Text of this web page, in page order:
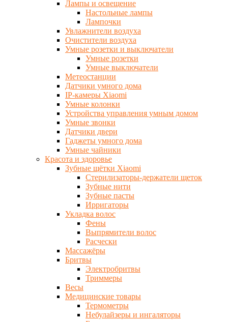
Лампы и освещение
Настольные лампы
Лампочки
Увлажнители воздуха
Очистители воздуха
Умные розетки и выключатели
Умные розетки
Умные выключатели
Метеостанции
Датчики умного дома
IP-камеры Xiaomi
Умные колонки
Устройства управления умным домом
Умные звонки
Датчики двери
Гаджеты умного дома
Умные чайники
Красота и здоровье
Зубные щётки Xiaomi
Стерилизаторы-держатели щеток
Зубные нити
Зубные пасты
Ирригаторы
Укладка волос
Фены
Выпрямители волос
Расчески
Массажёры
Бритвы
Электробритвы
Триммеры
Весы
Медицинские товары
Термометры
Небулайзеры и ингаляторы